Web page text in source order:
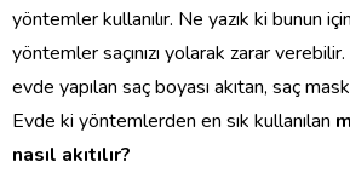
yöntemler kullanılır. Ne yazık ki bunun
yöntemler saçınızı yolarak zarar
evde yapılan saç boyası akıtan, saç
Evde ki yöntemlerden en sık kullanılan
nasıl akıtılır?